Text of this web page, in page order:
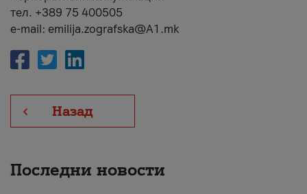
тел. +389 75 400505
e-mail: emilija.zografska@A1.mk
Назад
Последни новости